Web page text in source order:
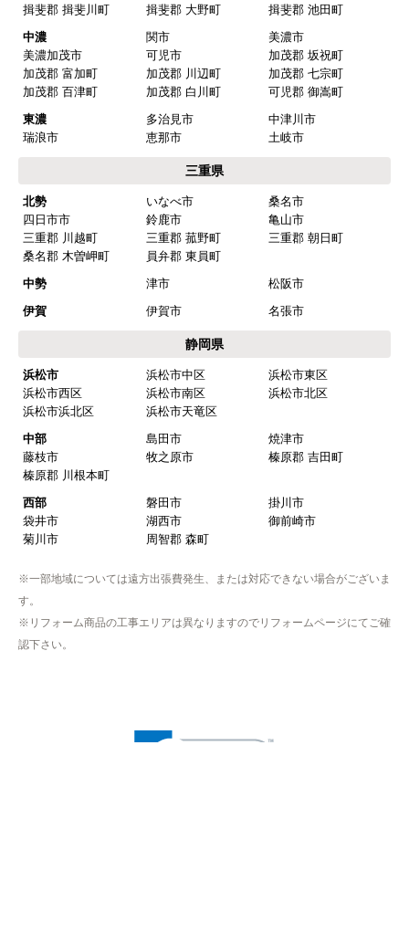
揖斐郡 揖斐川町
揖斐郡 大野町
揖斐郡 池田町
中濃
関市
美濃市
美濃加茂市
可児市
加茂郡 坂祝町
加茂郡 富加町
加茂郡 川辺町
加茂郡 七宗町
加茂郡 百津町
加茂郡 白川町
可児郡 御嵩町
東濃
多治見市
中津川市
瑞浪市
恵那市 土岐市
三重県
北勢 いなべ市
桑名市
四日市市
鈴鹿市
亀山市
三重郡 川越町
三重郡 菰野町
三重郡 朝日町
桑名郡 木曽岬町
員弁郡 東員町
中勢
津市
松阪市
伊賀
伊賀市 名張市
静岡県
浜松市 浜松市中区
浜松市東区
浜松市西区
浜松市南区
浜松市北区
浜松市浜北区
浜松市天竜区
中部
島田市
焼津市
藤枝市
牧之原市
榛原郡 吉田町
榛原郡 川根本町
西部
磐田市
掛川市
袋井市
湖西市
御前崎市
菊川市
周智郡 森町
※一部地域については遠方出張費発生、または対応できない場合がございま
す。
※リフォーム商品の工事エリアは異なりますのでリフォームページにてご確
認下さい。